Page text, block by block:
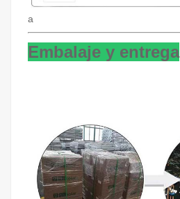
a
Embalaje y entrega